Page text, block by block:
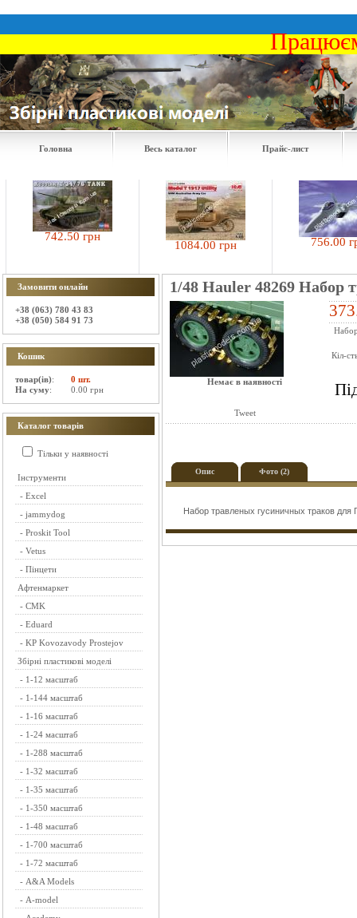
Головна Весь каталог Прайс-лист
742.50 грн
1084.00 грн 756.00 грн
Замовити онлайн
+38 (063) 780 43 83
+38 (050) 584 91 73
Кошик
товар(ів):
0 шт.
На суму: 0.00 грн
Каталог товарів
Тільки у наявності
Інструменти
- Excel
- jammydog
- Proskit Tool
- Vetus
- Пінцети
Афтенмаркет
- CMK
- Eduard
- KP Kovozavody Prostejov
Збірні пластикові моделі
- 1-12 масштаб
- 1-144 масштаб
- 1-16 масштаб
- 1-24 масштаб
- 1-288 масштаб
- 1-32 масштаб
- 1-35 масштаб
- 1-350 масштаб
- 1-48 масштаб
- 1-700 масштаб
- 1-72 масштаб
- A&A Models
- A-model
1/48 Hauler 48269 Набор
Немає в наявності
Tweet
Кіл-
Опис Фото (2)
Набор травленых гусиничных траков